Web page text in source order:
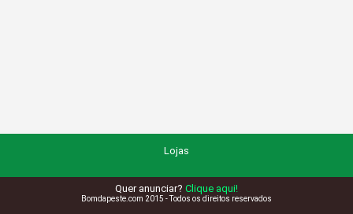
Lojas
Quer anunciar? Clique aqui!
Bomdapeste.com 2015 - Todos os direitos reservados